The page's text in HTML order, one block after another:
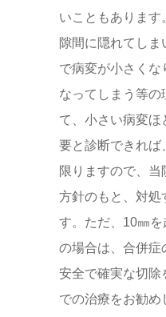
いこともありま
隙間に隠れてし
で病変が小さくな
なってしまう等の
て、小さい病変
要と診断できれば
限りますので、
方針のもと、対処
す。ただ、10㎜
の場合は、合併症
安全で確実な切除
での治療をお勧